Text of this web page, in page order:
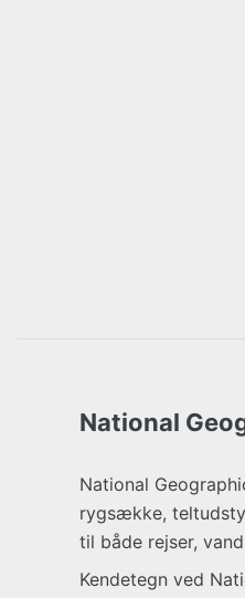
National
National
rygsække,
til både rejser,
Kendetegn ved